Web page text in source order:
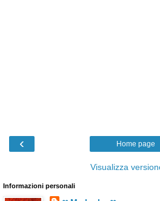
‹ Home page
Visualizza
Informazioni personali